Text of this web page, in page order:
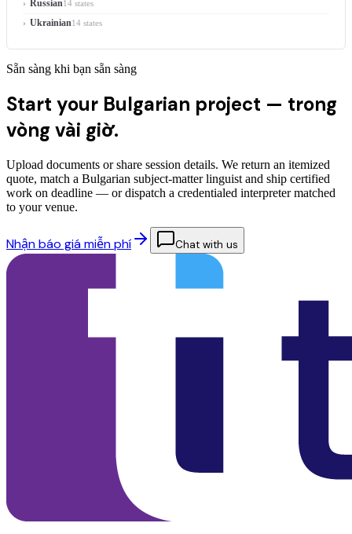
Russian14 states
Ukrainian14 states
Sẵn sàng khi bạn sẵn sàng
Start your Bulgarian project — trong
vòng vài giờ.
Upload documents or share session details. We return an itemized
quote, match a Bulgarian subject-matter linguist and ship certified
work on deadline — or dispatch a credentialed interpreter matched
to your venue.
Nhận báo giá miễn phí Chat with us